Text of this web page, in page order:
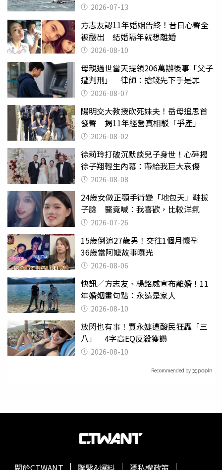
2026-07-13
方志友認11年婚姻告終！昔日心聲全
被翻出 結婚隔年就想離婚
2026-08-10
母親過世當天提領206萬辦後事「父子
遭判刑」 律師：搶錢先下手是罪
2026-08-07
陽明交大教授砍死妹夫！岳母追思首
發聲 揭11年經營真相駁「爭產」
2026-08-02
徐莉玲打破沉默談兒子身世！心碎揭
徐子翔輕生內幕：帶給我巨大哀傷
2026-08-08
24歲女做正顎手術變「地包天」鞋拔
子臉 醫竟喊：我喜歡，比較洋氣
2026-07-26
15歲倒追27歲男！交往1個月懷孕
36歲當阿嬤故事曝光
2026-08-06
快訊／方志友、楊銘威宣布離婚！11
年婚姻畫句點：永遠是家人
2026-08-10
放閃也有事！賈永婕遭酸民狂轟「三
八」 4字高EQ反殺獲讚
2026-08-10
Recommended by
關於CTWANT 聯繫&爆料 隱私權政策